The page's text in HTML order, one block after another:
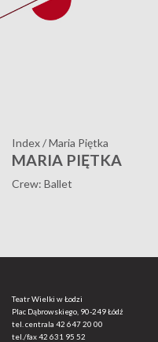
Index/Maria Piętka
MARIA PIĘTKA
Crew: Ballet
Teatr Wielki w Łodzi
Plac Dąbrowskiego, 90-249 Łódź
tel. centrala 42 647 20 00
tel./fax42 631 95 52